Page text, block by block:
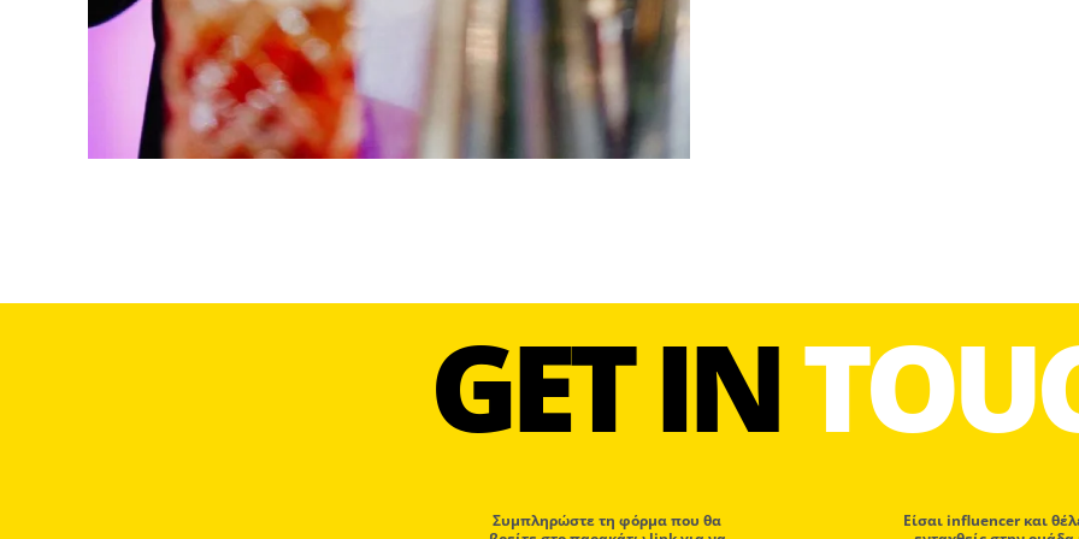
GET IN
Συμπληρώστε τη φόρμα που θα
Eίσαι influencer και